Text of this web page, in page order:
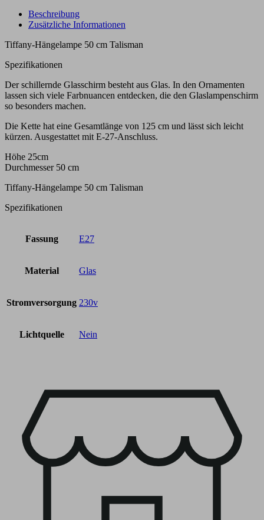
Beschreibung
Zusätzliche Informationen
Tiffany-Hängelampe 50 cm Talisman
Spezifikationen
Der schillernde Glasschirm besteht aus Glas. In den Ornamenten
lassen sich viele Farbnuancen entdecken, die den Glaslampenschirm
so besonders machen.
Die Kette hat eine Gesamtlänge von 125 cm und lässt sich leicht
kürzen. Ausgestattet mit E-27-Anschluss.
Höhe 25cm
Durchmesser 50 cm
Tiffany-Hängelampe 50 cm Talisman
Spezifikationen
Fassung E27
Material Glas
Stromversorgung 230v
Lichtquelle Nein